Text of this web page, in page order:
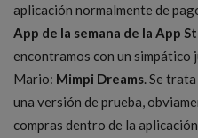
aplicación normalmente de
App de la semana de la App
encontramos con un simpático
Mario: Mimpi Dreams. Se
una versión de prueba,
compras dentro de la